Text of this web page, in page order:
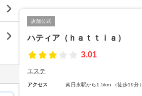
店舗公式
ハティア（ｈａｔｔｉａ）
3.01
エステ
アクセス 南日永駅から1.5km （徒歩19分）